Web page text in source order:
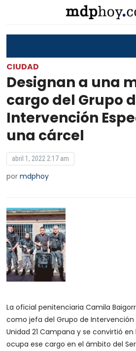
CIUDAD
Designan a una
cargo del Grupo
Intervención
una cárcel
abril 1, 2022 2:17 am
pormdphoy
La oficial penitenciaria Camila
como jefa del Grupo de Intervención
Unidad 21 Campana y se convirtió
ocupa ese cargo en el ámbito del